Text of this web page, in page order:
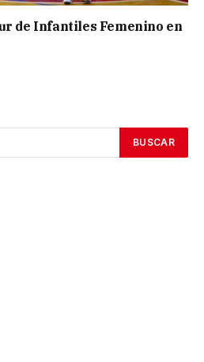
de Infantiles Femenino en